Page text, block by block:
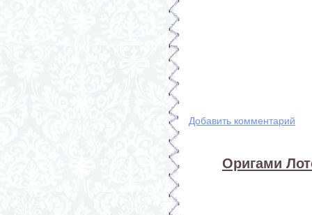
Добавить комментарий
Оригами